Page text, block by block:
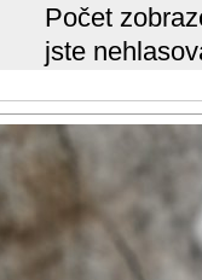
Počet
jste